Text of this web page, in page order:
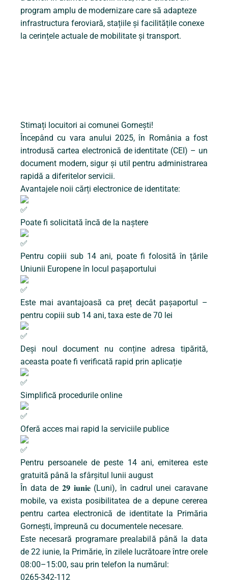
program amplu de modernizare care să adapteze
infrastructura feroviară, stațiile și facilitățile conexe
la cerințele actuale de mobilitate și transport.
Stimați locuitori ai comunei Gornești!
Începând cu vara anului 2025, în România a fost
introdusă cartea electronică de identitate (CEI) – un
document modern, sigur și util pentru administrarea
rapidă a diferitelor servicii.
Avantajele noii cărți electronice de identitate:
Poate fi solicitată încă de la naștere
Pentru copiii sub 14 ani, poate fi folosită în țările
Uniunii Europene în locul pașaportului
Este mai avantajoasă ca preț decât pașaportul –
pentru copiii sub 14 ani, taxa este de 70 lei
Deși noul document nu conține adresa tipărită,
aceasta poate fi verificată rapid prin aplicație
Simplifică procedurile online
Oferă acces mai rapid la serviciile publice
Pentru persoanele de peste 14 ani, emiterea este
gratuită până la sfârșitul lunii august
În data de 𝟐𝟗 𝐢𝐮𝐧𝐢𝐞 (Luni), în cadrul unei caravane
mobile, va exista posibilitatea de a depune cererea
pentru cartea electronică de identitate la Primăria
Gornești, împreună cu documentele necesare.
Este necesară programare prealabilă până la data
de 22 iunie, la Primărie, în zilele lucrătoare între orele
08:00–15:00, sau prin telefon la numărul:
0265-342-112